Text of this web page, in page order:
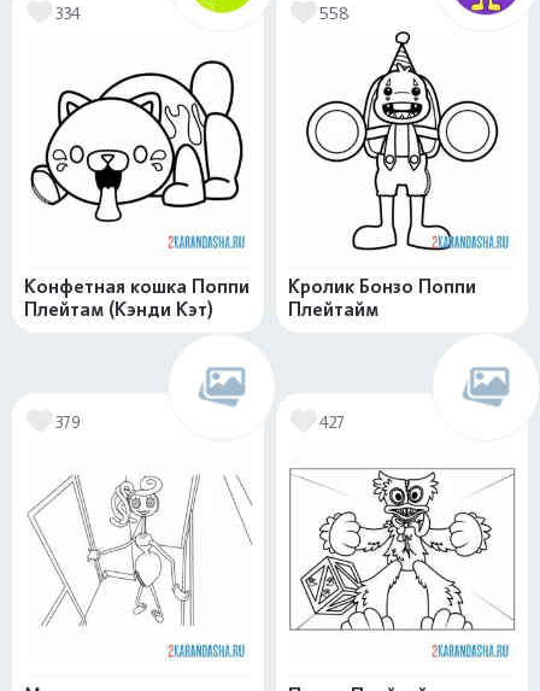
334
Конфетная кошка Поппи
Плейтам (Кэнди Кэт)
558
Кролик Бонзо Поппи
Плейтайм
379 427